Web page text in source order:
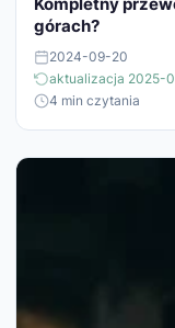
górach?
2024-09-20
aktualizacja 2025-
4 min czytania